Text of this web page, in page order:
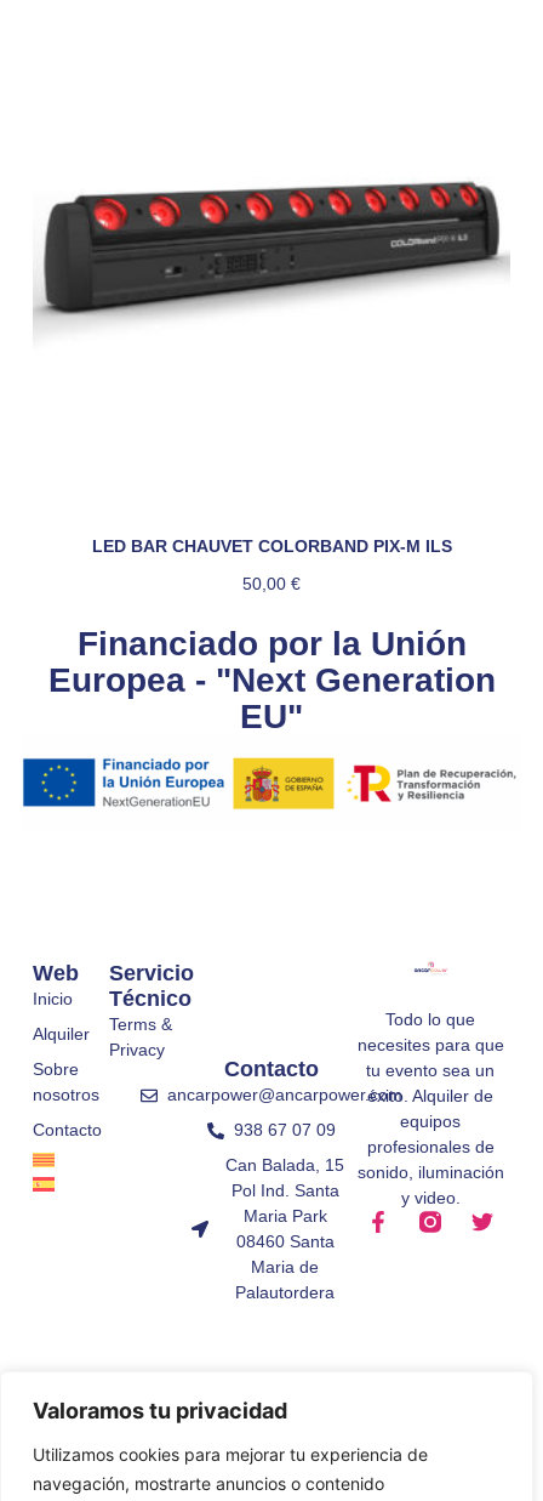
Valoramos tu privacidad
Utilizamos cookies para mejorar tu experiencia de
navegación, mostrarte anuncios o contenido
LED BAR CHAUVET COLORBAND PIX-M ILS
50,00 €
Financiado por la Unión
Europea - "Next Generation
EU"
Todo lo que
necesites para que
tu evento sea un
éxito. Alquiler de
equipos
profesionales de
sonido, iluminación
y video.
Servicio
Técnico
Terms &
Privacy
Web
Inicio
Alquiler
Sobre
nosotros
Contacto
Contacto
ancarpower@ancarpower.com
938 67 07 09
Can Balada, 15
Pol Ind. Santa
Maria Park
08460 Santa
Maria de
Palautordera